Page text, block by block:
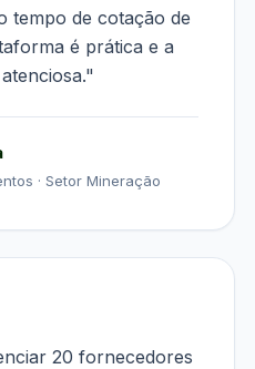
tempo de cotação de
é prática e a
· Setor Mineração
20 fornecedores